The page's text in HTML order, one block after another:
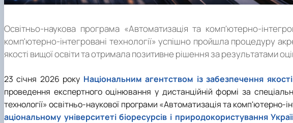
Освітньо-наукова програма «Автоматизація та комп'ютерно-
комп'ютерно-інтегровані технології» успішно пройшла процедуру
якості вищої освіти та отримала позитивне рішення за результатами
23 січня 2026 року Національним агентством із забезпечення
проведення експертного оцінювання у дистанційній формі за
технології» освітньо-наукової програми «Автоматизація та комп'ютерно-
аціональному університеті біоресурсів і природокористування